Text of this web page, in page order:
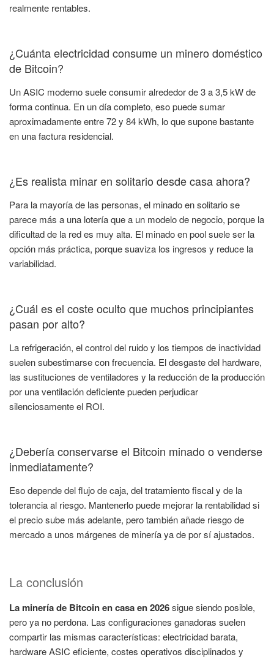
realmente rentables.
¿Cuánta electricidad consume un minero doméstico
de Bitcoin?
Un ASIC moderno suele consumir alrededor de 3 a 3,5 kW de
forma continua. En un día completo, eso puede sumar
aproximadamente entre 72 y 84 kWh, lo que supone bastante
en una factura residencial.
¿Es realista minar en solitario desde casa ahora?
Para la mayoría de las personas, el minado en solitario se
parece más a una lotería que a un modelo de negocio, porque la
dificultad de la red es muy alta. El minado en pool suele ser la
opción más práctica, porque suaviza los ingresos y reduce la
variabilidad.
¿Cuál es el coste oculto que muchos principiantes
pasan por alto?
La refrigeración, el control del ruido y los tiempos de inactividad
suelen subestimarse con frecuencia. El desgaste del hardware,
las sustituciones de ventiladores y la reducción de la producción
por una ventilación deficiente pueden perjudicar
silenciosamente el ROI.
¿Debería conservarse el Bitcoin minado o venderse
inmediatamente?
Eso depende del flujo de caja, del tratamiento fiscal y de la
tolerancia al riesgo. Mantenerlo puede mejorar la rentabilidad si
el precio sube más adelante, pero también añade riesgo de
mercado a unos márgenes de minería ya de por sí ajustados.
La conclusión
La minería de Bitcoin en casa en 2026sigue siendo posible,
pero ya no perdona. Las configuraciones ganadoras suelen
compartir las mismas características: electricidad barata,
hardware ASIC eficiente, costes operativos disciplinados y